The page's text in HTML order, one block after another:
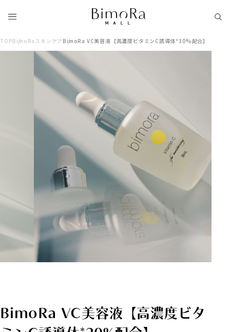
TOPBimoRaスキンケア BimoRa VC美容液【高濃度ビタミンC誘導体*30%配合】
BimoRa VC美容液【高濃度ビタ